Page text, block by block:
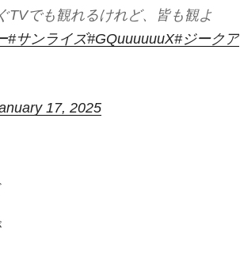
TVでも観れるけれど、皆も観よ
#サンライズ#GQuuuuuuX#ジークア
17, 2025